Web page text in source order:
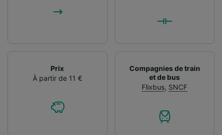
Prix
À partir de 11 €
Compagnies de train
et de bus
Flixbus, SNCF